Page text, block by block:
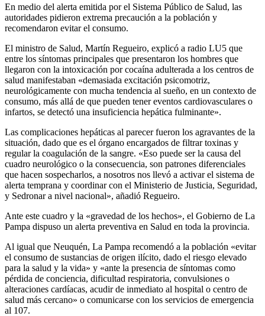
En medio del alerta emitida por el Sistema Público de Salud, las
autoridades pidieron extrema precaución a la población y
recomendaron evitar el consumo.
El ministro de Salud, Martín Regueiro, explicó a radio LU5 que
entre los síntomas principales que presentaron los hombres que
llegaron con la intoxicación por cocaína adulterada a los centros de
salud manifestaban «demasiada excitación psicomotriz,
neurológicamente con mucha tendencia al sueño, en un contexto de
consumo, más allá de que pueden tener eventos cardiovasculares o
infartos, se detectó una insuficiencia hepática fulminante».
Las complicaciones hepáticas al parecer fueron los agravantes de la
situación, dado que es el órgano encargados de filtrar toxinas y
regular la coagulación de la sangre. «Eso puede ser la causa del
cuadro neurológico o la consecuencia, son patrones diferenciales
que hacen sospecharlos, a nosotros nos llevó a activar el sistema de
alerta temprana y coordinar con el Ministerio de Justicia, Seguridad,
y Sedronar a nivel nacional», añadió Regueiro.
Ante este cuadro y la «gravedad de los hechos», el Gobierno de La
Pampa dispuso un alerta preventiva en Salud en toda la provincia.
Al igual que Neuquén, La Pampa recomendó a la población «evitar
el consumo de sustancias de origen ilícito, dado el riesgo elevado
para la salud y la vida» y «ante la presencia de síntomas como
pérdida de conciencia, dificultad respiratoria, convulsiones o
alteraciones cardíacas, acudir de inmediato al hospital o centro de
salud más cercano» o comunicarse con los servicios de emergencia
al 107.